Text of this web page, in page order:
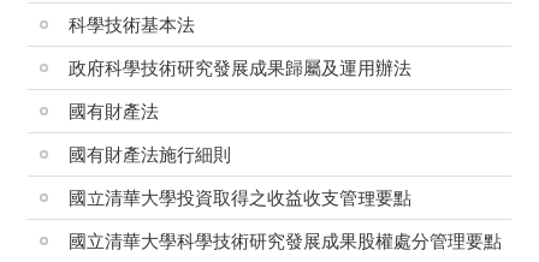
科學技術基本法
政府科學技術研究發展成果歸屬及運用辦法
國有財產法
國有財產法施行細則
國立清華大學投資取得之收益收支管理要點
國立清華大學科學技術研究發展成果股權處分管理要點